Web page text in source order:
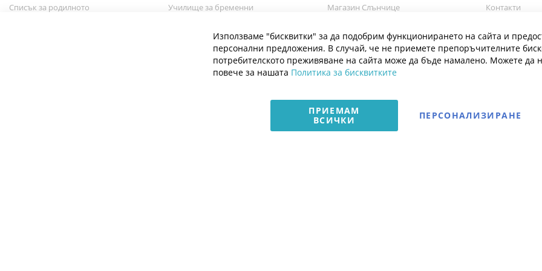
Списък за родилното
Училище за бременни
Магазин Слънчице
Контакти
Блог
Използваме "бисквитки" за да подобрим функционирането на сайта и
персонални предложения. В случай, че не приемете препоръчителните
потребителското преживяване на сайта може да бъде намалено. Можете да
повече за нашата Политика за бисквитките
ПРИЕМАМ
ВСИЧКИ
ПЕРСОНАЛИЗИРАНЕ